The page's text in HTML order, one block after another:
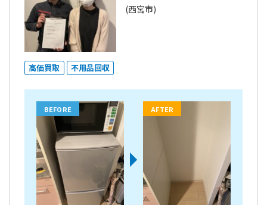
(西宮市)
高価買取 不用品回収
BEFORE AFTER